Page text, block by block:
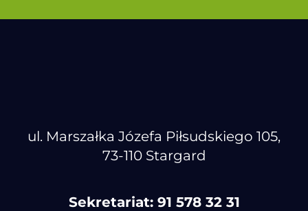
ul. Marszałka Józefa Piłsudskiego 105,
73-110 Stargard
Sekretariat: 91 578 32 31